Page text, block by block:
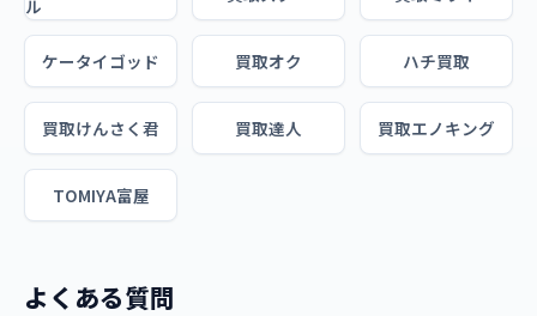
ル
ケータイゴッド 買取オク ハチ買取
買取けんさく君 買取達人 買取エノキング
TOMIYA富屋
よくある質問